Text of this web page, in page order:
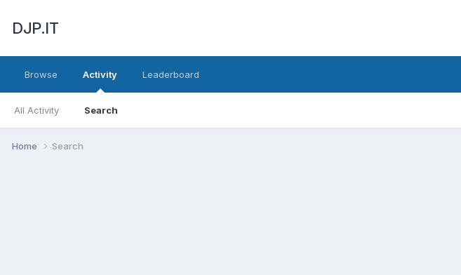
DJP.IT
Browse Activity
All Activity Search
Leaderboard
Home Search